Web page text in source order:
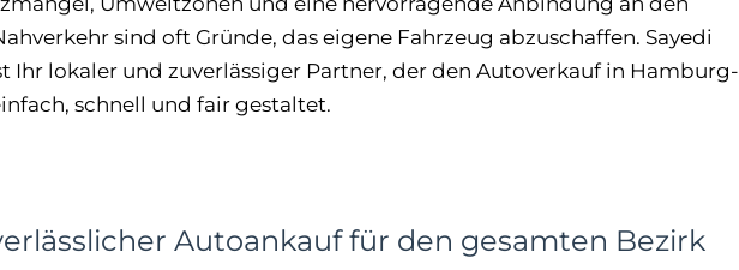
sind oft Gründe, das eigene Fahrzeug abzuschaffen. Sayedi
Ihr lokaler und zuverlässiger Partner, der den Autoverkauf in Hamburg-
schnell und fair gestaltet.
Autoankauf für den gesamten Bezirk